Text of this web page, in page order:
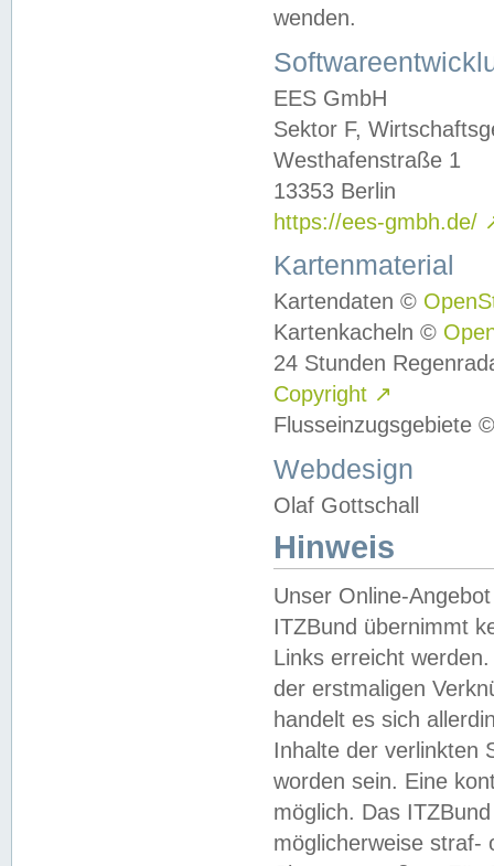
wenden.
EES GmbH
Sektor F,
Westhafenstraße 1
13353 Berlin
https://ees-gmbh.de/
Kartenmaterial
Kartendaten ©
Kartenkacheln ©
24 Stunden
Copyright ↗
Flusseinzugsgebiete
Webdesign
Olaf Gottschall
Hinweis
Unser Online-
ITZBund übernimmt
Links erreicht
der erstmaligen
handelt es sich
Inhalte der verlinkten
worden sein. Eine
möglich. Das
möglicherweise straf-